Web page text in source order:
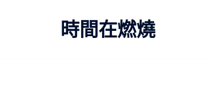
時間在燃燒